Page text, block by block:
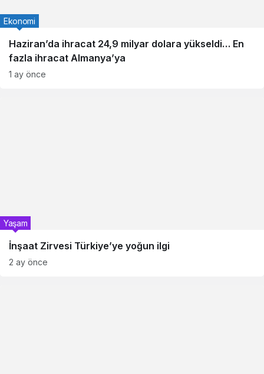
Haziran’da ihracat 24,9 milyar dolara yükseldi… En
fazla ihracat Almanya’ya
Ekonomi
1 ay önce
İnşaat Zirvesi Türkiye’ye yoğun ilgi
Yaşam
2 ay önce